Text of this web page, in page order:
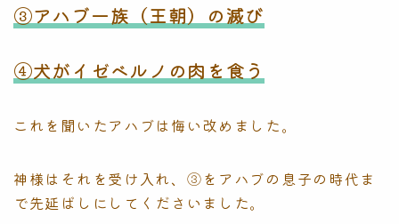
③アハブ一族（王朝）の滅び
④犬がイゼベルノの肉を食う
これを聞いたアハブは悔い改めました。
神様はそれを受け入れ、③をアハブの息子の時代ま
で先延ばしにしてくださいました。